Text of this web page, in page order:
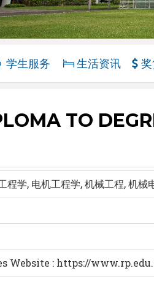
学生服务 生活资讯
TO
程学, 电机工程学, 机械工程, 机械
Website : https://